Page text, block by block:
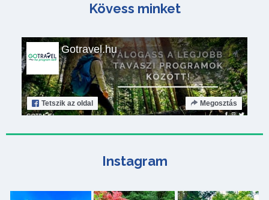
Kövess minket
Gotravel.hu
Tetszik az oldal Megosztás
Instagram